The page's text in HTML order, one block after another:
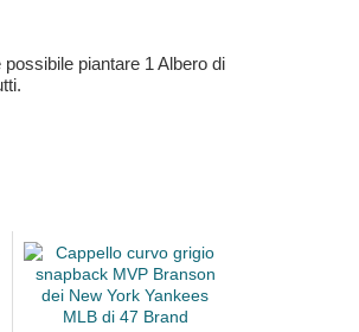
piantare 1 Albero di